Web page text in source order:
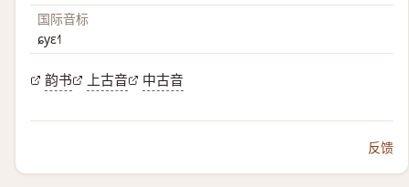
国际音标
ɕyɛ˧˥
韵书 上古音 中古音
反馈